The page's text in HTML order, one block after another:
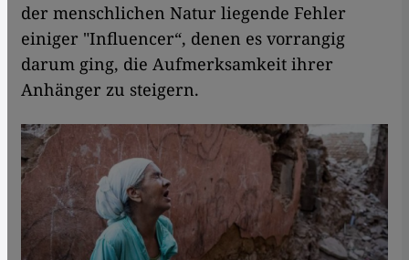
der menschlichen Natur liegende Fehler
einiger "Influencer“, denen es vorrangig
darum ging, die Aufmerksamkeit ihrer
Anhänger zu steigern.